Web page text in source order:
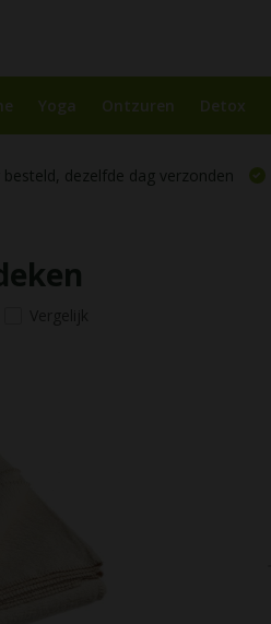
Yoga Ontzuren Detox
dezelfde dag verzonden